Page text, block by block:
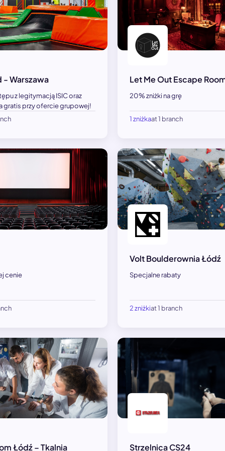
- Warszawa
z legitymacją ISIC oraz
gratis przy ofercie grupowej!
Let Me Out Escape
20% zniżki na grę
1 zniżkaat 1 branch
cenie
Volt Boulderownia Łódź
Specjalne rabaty
2 zniżkiat 1 branch
Łódź – Tkalnia Strzelnica CS24